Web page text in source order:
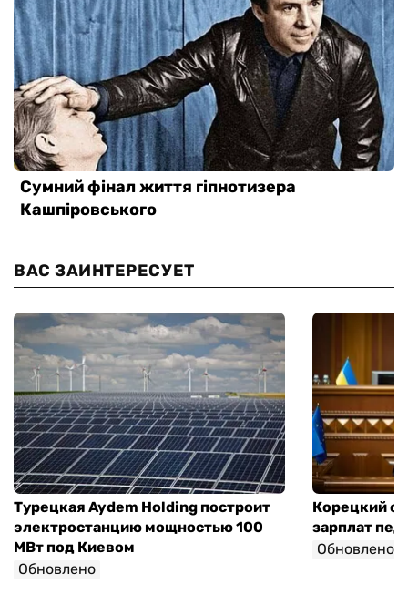
ВАС ЗАИНТЕРЕСУЕТ
Турецкая Aydem Holding построит
электростанцию мощностью 100
МВт под Киевом
Обновлено
Корецкий
зарплат
Обновлено